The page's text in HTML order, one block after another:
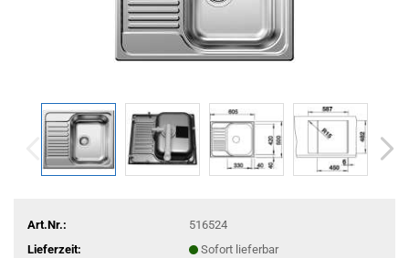
Art.Nr.:
516524
Lieferzeit:
Sofort lieferbar